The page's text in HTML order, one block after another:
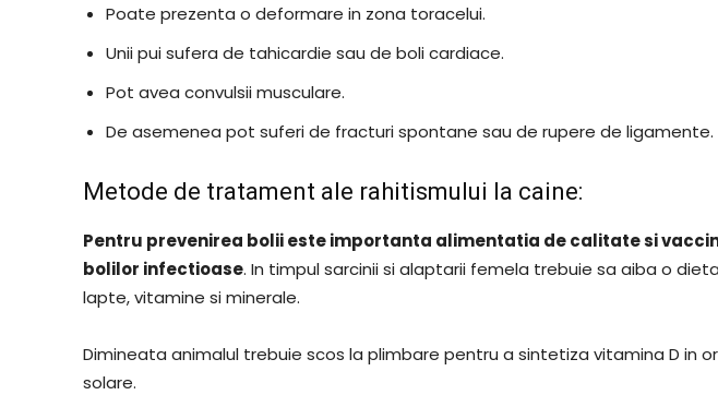
Poate prezenta o deformare in zona toracelui.
Unii pui sufera de tahicardie sau de boli cardiace.
Pot avea convulsii musculare.
De asemenea pot suferi de fracturi spontane sau de rupere de ligamente.
Metode de tratament ale rahitismului la caine:
Pentru prevenirea bolii este importanta alimentatia de calitate si
bolilor infectioase. In timpul sarcinii si alaptarii femela trebuie sa aiba o
lapte, vitamine si minerale.
Dimineata animalul trebuie scos la plimbare pentru a sintetiza vitamina D in
solare.